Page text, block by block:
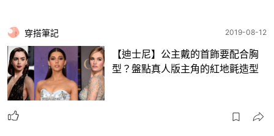
穿搭筆記 2019-08-12
【迪士尼】公主戴的首飾要配合胸
型？盤點真人版主角的紅地氈造型